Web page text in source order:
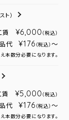
ト）
賃 ¥6,000 （税込）
代 ¥176 （税込） ～
本数分必要になります。
賃 ¥5,000 （税込）
代 ¥176 （税込） ～
本数分必要になります。